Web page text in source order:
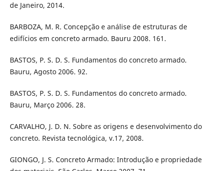
de Janeiro, 2014.
BARBOZA, M. R. Concepção e análise de estruturas de
edifícios em concreto armado. Bauru 2008. 161.
BASTOS, P. S. D. S. Fundamentos do concreto armado.
Bauru, Agosto 2006. 92.
BASTOS, P. S. D. S. Fundamentos do concreto armado.
Bauru, Março 2006. 28.
CARVALHO, J. D. N. Sobre as origens e desenvolvimento do
concreto. Revista tecnológica, v.17, 2008.
GIONGO, J. S. Concreto Armado: Introdução e propriedade